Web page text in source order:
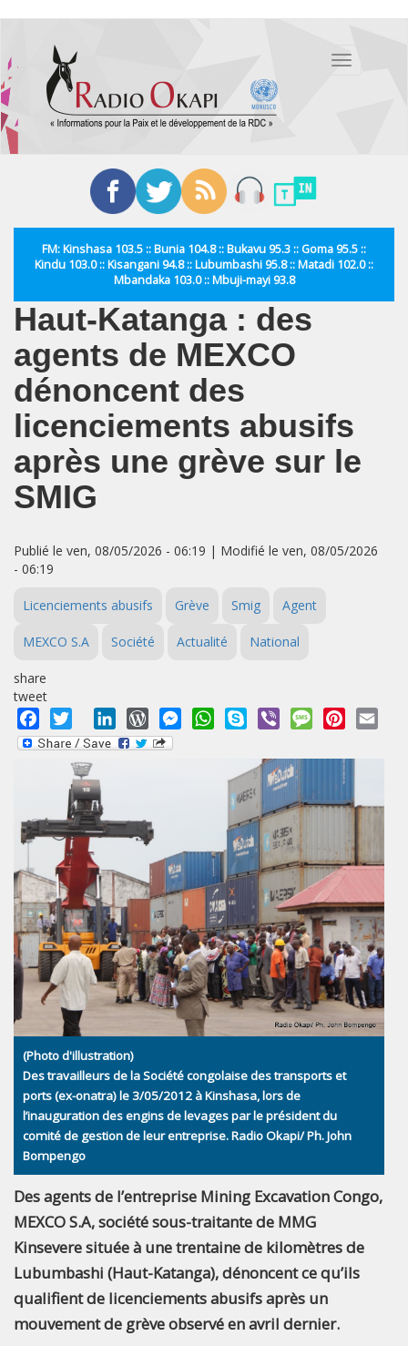
contenu
principal
Toggle
FM: Kinshasa 103.5 :: Bunia 104.8 :: Bukavu 95.3 :: Goma 95.5 ::
Kindu 103.0 :: Kisangani 94.8 :: Lubumbashi 95.8 :: Matadi 102.0 ::
Mbandaka 103.0 :: Mbuji-mayi 93.8
Haut-Katanga : des
agents de MEXCO
dénoncent des
licenciements abusifs
après une grève sur le
SMIG
Publié le ven, 08/05/2026 - 06:19 | Modifié le ven, 08/05/2026
- 06:19
Licenciements abusifs Grève Smig Agent
MEXCO S.A Société Actualité National
share
tweet
Facebook
Twitter LinkedInWordPressMessengerWhatsApp
Skype Viber MessagePinterest
(Photo d'illustration)
Des travailleurs de la Société congolaise des transports et
ports (ex-onatra) le 3/05/2012 à Kinshasa, lors de
l’inauguration des engins de levages par le président du
comité de gestion de leur entreprise. Radio Okapi/ Ph. John
Bompengo
Des agents de l’entreprise Mining Excavation Congo,
MEXCO S.A, société sous-traitante de MMG
Kinsevere située à une trentaine de kilomètres de
Lubumbashi (Haut-Katanga), dénoncent ce qu’ils
qualifient de licenciements abusifs après un
mouvement de grève observé en avril dernier.